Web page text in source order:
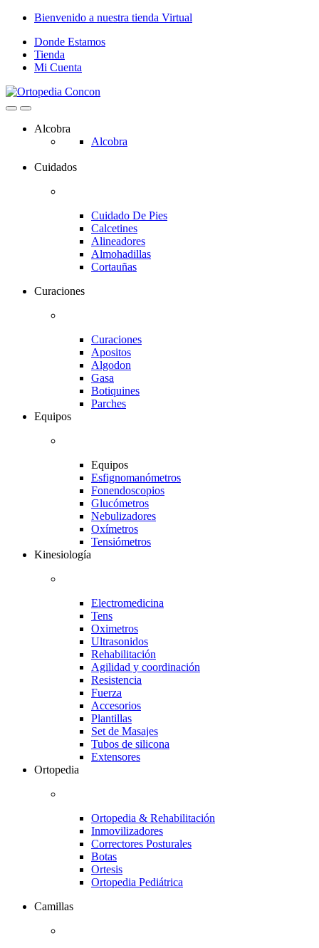
Skip
navigation
Skip
content
Bienvenido a nuestra tienda Virtual
Donde Estamos
Tienda
Mi Cuenta
Alcobra
Alcobra
Cuidados
Cuidado De Pies
Calcetines
Alineadores
Almohadillas
Cortauñas
Curaciones
Curaciones
Apositos
Algodon
Gasa
Botiquines
Parches
Equipos
Equipos
Esfignomanómetros
Fonendoscopios
Glucómetros
Nebulizadores
Oxímetros
Tensiómetros
Kinesiología
Electromedicina
Tens
Oximetros
Ultrasonidos
Rehabilitación
Agilidad y coordinación
Resistencia
Fuerza
Accesorios
Plantillas
Set de Masajes
Tubos de silicona
Extensores
Ortopedia
Ortopedia & Rehabilitación
Inmovilizadores
Correctores Posturales
Botas
Ortesis
Ortopedia Pediátrica
Camillas